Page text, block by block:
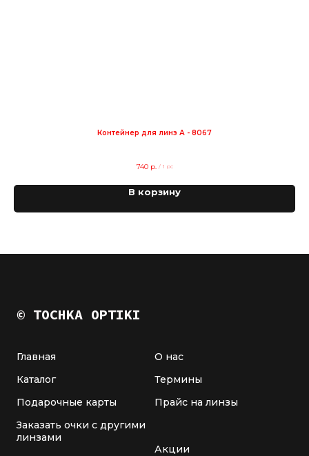
Контейнер для линз А - 8067
740 р. / 1 pc
В корзину
© TOCHKA OPTIKI
Главная
Каталог
Подарочные карты
Заказать очки с другими
линзами
О нас
Термины
Прайс на линзы
Акции